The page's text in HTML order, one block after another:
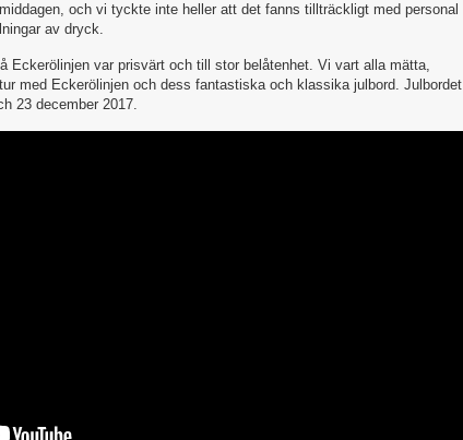
och vi tyckte inte heller att det fanns tillträckligt med personal
av dryck.
Eckerölinjen var prisvärt och till stor belåtenhet. Vi vart alla mätta,
med Eckerölinjen och dess fantastiska och klassika julbord. Julbordet
23 december 2017.